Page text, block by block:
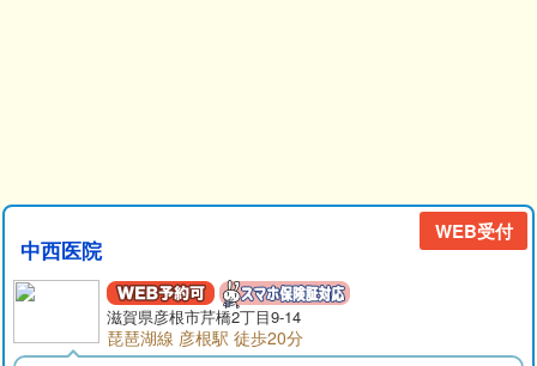
WEB受付
中西医院
滋賀県彦根市芹橋2丁目9-14
琵琶湖線 彦根駅 徒歩20分